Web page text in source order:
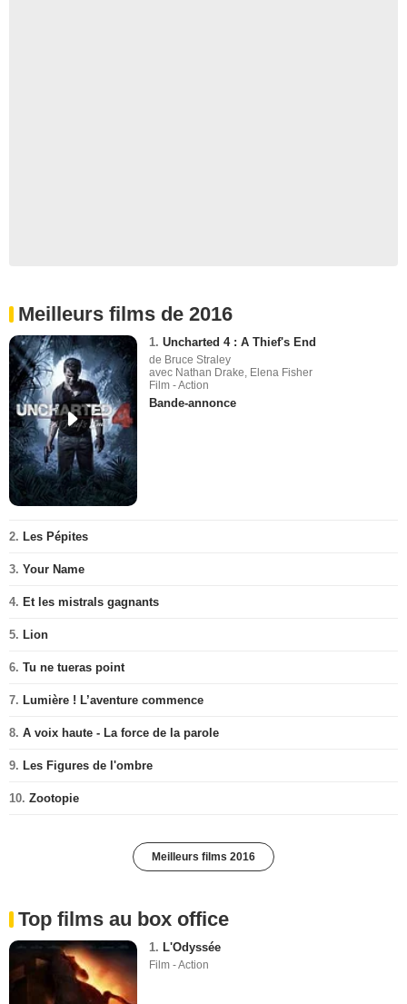
Meilleurs films de 2016
1. Uncharted 4 : A Thief's End
de Bruce Straley
avec Nathan Drake, Elena Fisher
Film - Action
Bande-annonce
2. Les Pépites
3. Your Name
4. Et les mistrals gagnants
5. Lion
6. Tu ne tueras point
7. Lumière ! L’aventure commence
8. A voix haute - La force de la parole
9. Les Figures de l'ombre
10. Zootopie
Meilleurs films 2016
Top films au box office
1. L'Odyssée
Film - Action